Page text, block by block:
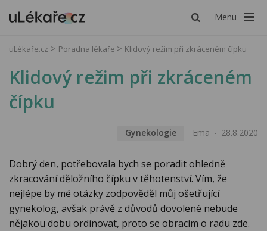
Menu
uLékaře.cz Poradna lékaře Klidový režim při zkráceném čípku
Klidový režim při zkráceném
čípku
Gynekologie Ema 28.8.2020
Dobrý den, potřebovala bych se poradit ohledně
zkracování děložního čípku v těhotenství. Vím, že
nejlépe by mé otázky zodpověděl můj ošetřující
gynekolog, avšak právě z důvodů dovolené nebude
nějakou dobu ordinovat, proto se obracím o radu zde.